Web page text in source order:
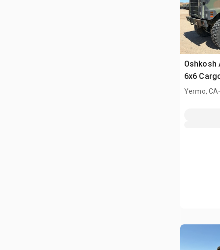
Oshkosh
6x6
Yermo, CA.